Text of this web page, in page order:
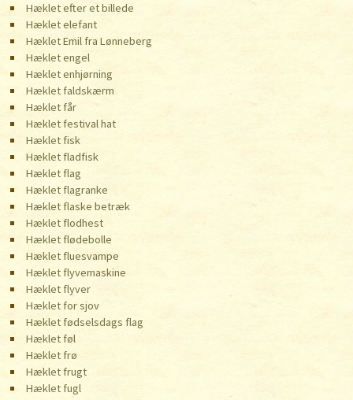
Hæklet efter et billede
Hæklet elefant
Hæklet Emil fra Lønneberg
Hæklet engel
Hæklet enhjørning
Hæklet faldskærm
Hæklet får
Hæklet festival hat
Hæklet fisk
Hæklet fladfisk
Hæklet flag
Hæklet flagranke
Hæklet flaske betræk
Hæklet flodhest
Hæklet flødebolle
Hæklet fluesvampe
Hæklet flyvemaskine
Hæklet flyver
Hæklet for sjov
Hæklet fødselsdags flag
Hæklet føl
Hæklet frø
Hæklet frugt
Hæklet fugl